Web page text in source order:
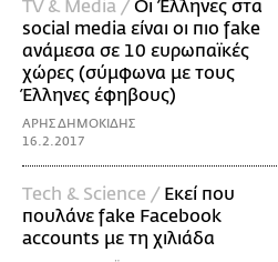
TV & Media /Οι Έλληνες στα
social media είναι οι πιο fake
ανάμεσα σε 10 ευρωπαϊκές
χώρες (σύμφωνα με τους
Έλληνες έφηβους)
ΑΡΗΣ ΔΗΜΟΚΙΔΗΣ
16.2.2017
Τech & Science / Εκεί που
πουλάνε fake Facebook
accounts με τη χιλιάδα